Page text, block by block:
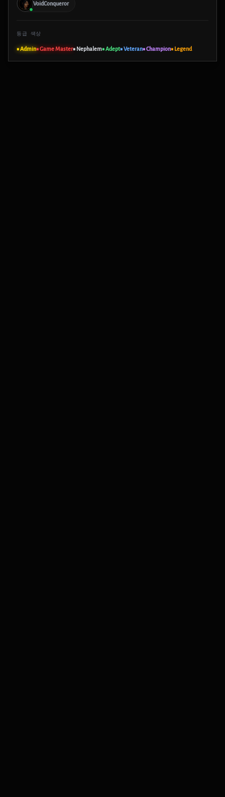
VoidConqueror
등급 색상
■ Admin■ Game Master■ Nephalem■ Adept■ Veteran■ Champion■ Legend